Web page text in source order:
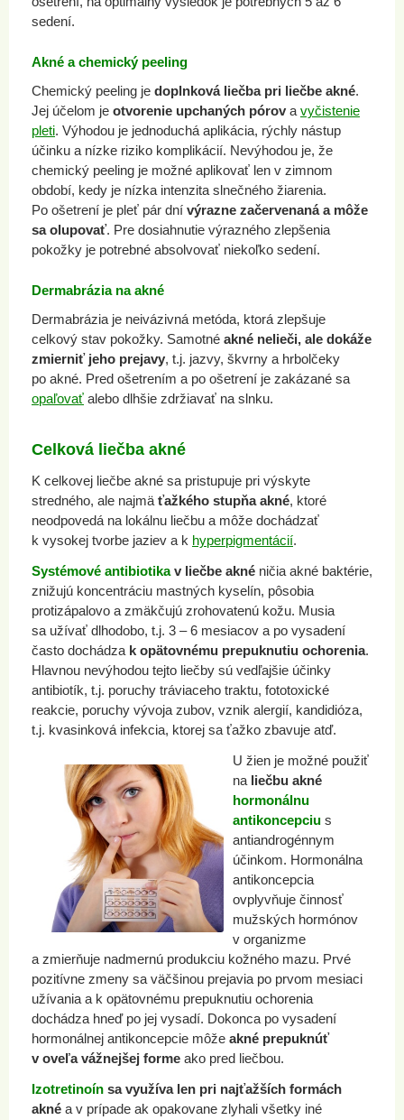
sedení.
Akné a chemický peeling
Chemický peeling je doplnková liečba pri liečbe akné.
Jej účelom je otvorenie upchaných pórov a vyčistenie
pleti. Výhodou je jednoduchá aplikácia, rýchly nástup
účinku a nízke riziko komplikácií. Nevýhodou je, že
chemický peeling je možné aplikovať len v zimnom
období, kedy je nízka intenzita slnečného žiarenia.
Po ošetrení je pleť pár dní výrazne začervenaná a môže
sa olupovať. Pre dosiahnutie výrazného zlepšenia
pokožky je potrebné absolvovať niekoľko sedení.
Dermabrázia na akné
Dermabrázia je neivázivná metóda, ktorá zlepšuje
celkový stav pokožky. Samotné akné nelieči, ale dokáže
zmierniť jeho prejavy, t.j. jazvy, škvrny a hrbolčeky
po akné. Pred ošetrením a po ošetrení je zakázané sa
opaľovať alebo dlhšie zdržiavať na slnku.
Celková liečba akné
K celkovej liečbe akné sa pristupuje pri výskyte
stredného, ale najmä ťažkého stupňa akné, ktoré
neodpovedá na lokálnu liečbu a môže dochádzať
k vysokej tvorbe jaziev a k hyperpigmentácií.
Systémové antibiotikav liečbe akné ničia akné baktérie,
znižujú koncentráciu mastných kyselín, pôsobia
protizápalovo a zmäkčujú zrohovatenú kožu. Musia
sa užívať dlhodobo, t.j. 3 – 6 mesiacov a po vysadení
často dochádza k opätovnému prepuknutiu ochorenia.
Hlavnou nevýhodou tejto liečby sú vedľajšie účinky
antibiotík, t.j. poruchy tráviaceho traktu, fototoxické
reakcie, poruchy vývoja zubov, vznik alergií, kandidióza,
t.j. kvasinková infekcia, ktorej sa ťažko zbavuje atď.
U žien je možné použiť
na liečbu akné
hormonálnu
antikoncepciu s
antiandrogénnym
účinkom. Hormonálna
antikoncepcia
ovplyvňuje činnosť
mužských hormónov
v organizme
a zmierňuje nadmernú produkciu kožného mazu. Prvé
pozitívne zmeny sa väčšinou prejavia po prvom mesiaci
užívania a k opätovnému prepuknutiu ochorenia
dochádza hneď po jej vysadí. Dokonca po vysadení
hormonálnej antikoncepcie môže akné prepuknúť
v oveľa vážnejšej forme ako pred liečbou.
Izotretinoín sa využíva len pri najťažších formách
akné a v prípade ak opakovane zlyhali všetky iné